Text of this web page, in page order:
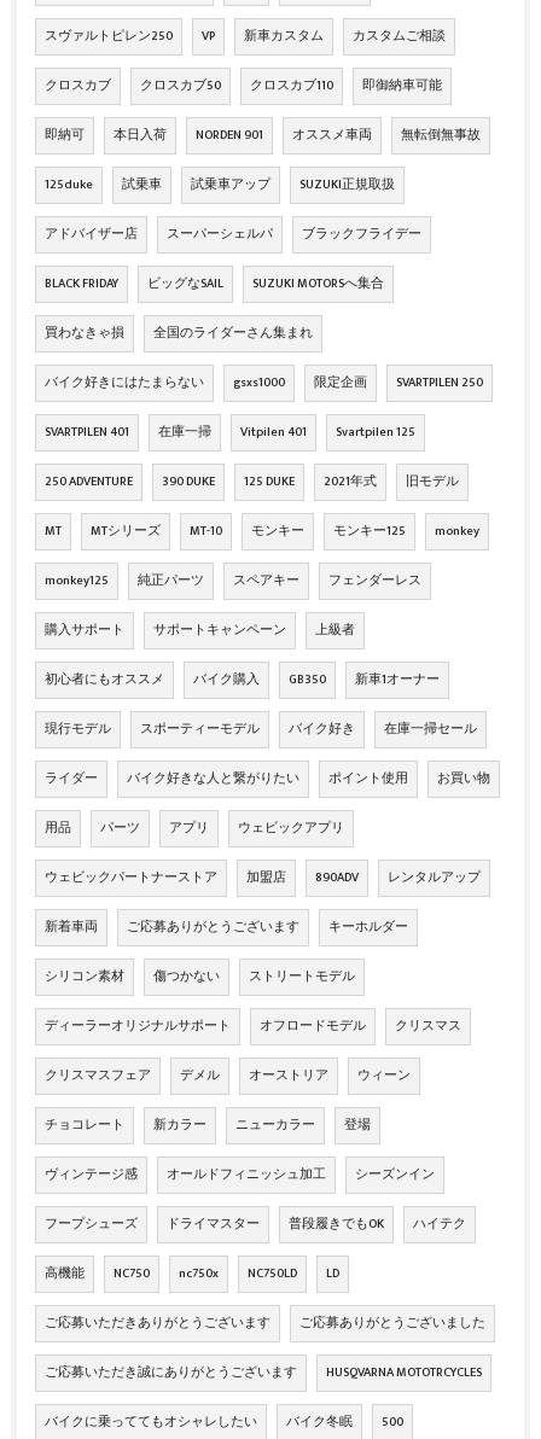
スヴァルトピレン250 VP 新車カスタム カスタムご相談
クロスカブ クロスカブ50 クロスカブ110 即御納車可能
即納可 本日入荷 NORDEN 901 オススメ車両 無転倒無事故
125duke 試乗車 試乗車アップ SUZUKI正規取扱
アドバイザー店 スーパーシェルパ ブラックフライデー
BLACK FRIDAY ビッグなSAIL SUZUKI MOTORSへ集合
買わなきゃ損 全国のライダーさん集まれ
バイク好きにはたまらない gsxs1000 限定企画 SVARTPILEN 250
SVARTPILEN 401 在庫一掃 Vitpilen 401 Svartpilen 125
250 ADVENTURE 390 DUKE 125 DUKE 2021年式 旧モデル
MT MTシリーズ MT-10 モンキー モンキー125 monkey
monkey125 純正パーツ スペアキー フェンダーレス
購入サポート サポートキャンペーン 上級者
初心者にもオススメ バイク購入 GB350 新車1オーナー
現行モデル スポーティーモデル バイク好き 在庫一掃セール
ライダー バイク好きな人と繋がりたい ポイント使用 お買い物
用品 パーツ アプリ ウェビックアプリ
ウェビックパートナーストア 加盟店 890ADV レンタルアップ
新着車両 ご応募ありがとうございます キーホルダー
シリコン素材 傷つかない ストリートモデル
ディーラーオリジナルサポート オフロードモデル クリスマス
クリスマスフェア デメル オーストリア ウィーン
チョコレート 新カラー ニューカラー 登場
ヴィンテージ感 オールドフィニッシュ加工 シーズンイン
フープシューズ ドライマスター 普段履きでもOK ハイテク
高機能 NC750 nc750x NC750LD LD
ご応募いただきありがとうございます ご応募ありがとうございました
ご応募いただき誠にありがとうございます HUSQVARNA MOTOTRCYCLES
バイクに乗っててもオシャレしたい バイク冬眠 500